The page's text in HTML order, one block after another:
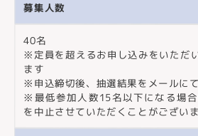
募集人数
40名
※定員を超えるお申し込みをいただ
ます
※申込締切後、抽選結果をメールにて
※最低参加人数15名以下になる場
を中止させていただくことがござい